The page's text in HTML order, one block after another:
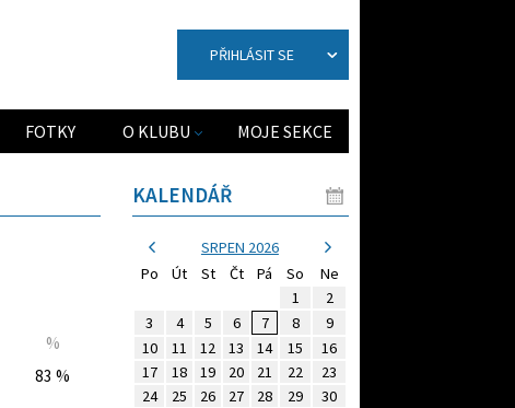
PŘIHLÁSIT SE
FOTKY O KLUBU MOJE SEKCE
%
83 %
KALENDÁŘ
SRPEN 2026
Po
Út St Čt Pá So
Ne
1
2
3
4 5 6 7 8
9
10
11 12 13 14 15
16
17
18 19 20 21 22
23
24
25 26 27 28 29
30